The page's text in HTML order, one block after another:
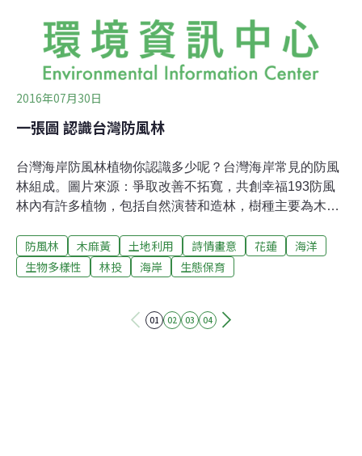
2016年07月30日
一張圖 認識台灣防風林
台灣海岸防風林植物你認識多少呢？台灣海岸常見的防風
林組成。圖片來源：爭取改善不拓寬，共創幸福193防風
林內有許多植物，包括自然演替和造林，樹種主要為木麻
道旁造林的木麻黃經由自然更新後，目前樹齡約為5到30
年，木麻黃平均樹高約12m，主要功能為阻滯太平洋季節
之間，海濱植物連成帶狀一條攀附在沙灘上，這些植物耐
防風林 木麻黃 土地利用 詩情畫意 花蓮
海洋
生物多樣性
林投 海岸 生態保育
01 02 03 04